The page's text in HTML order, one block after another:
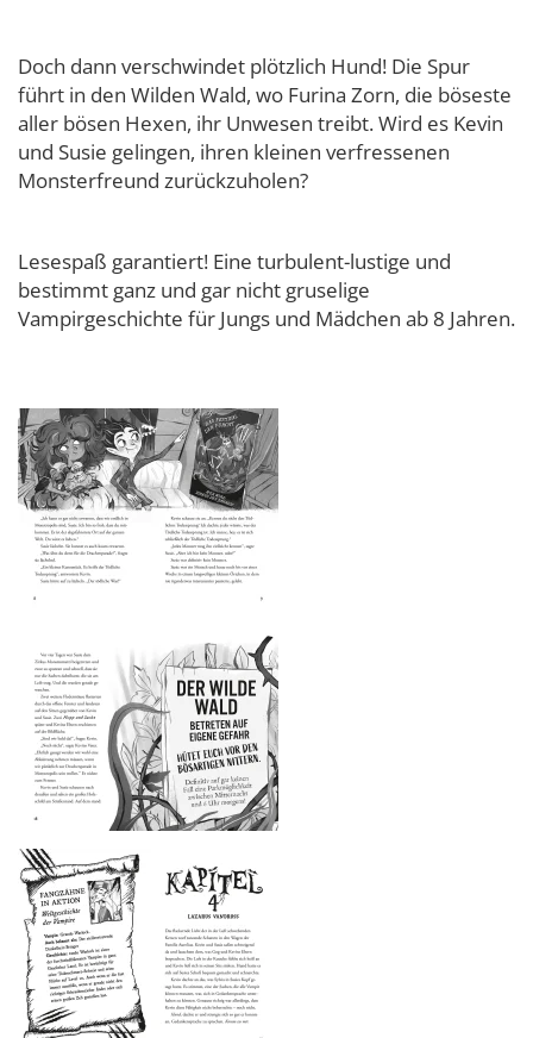
Doch dann verschwindet plötzlich Hund! Die Spur
führt in den Wilden Wald, wo Furina Zorn, die böseste
aller bösen Hexen, ihr Unwesen treibt. Wird es Kevin
und Susie gelingen, ihren kleinen verfressenen
Monsterfreund zurückzuholen?
Lesespaß garantiert! Eine turbulent-lustige und
bestimmt ganz und gar nicht gruselige
Vampirgeschichte für Jungs und Mädchen ab 8 Jahren.